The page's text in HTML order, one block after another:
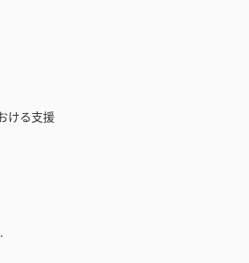
ける支援